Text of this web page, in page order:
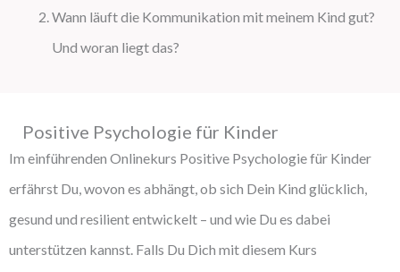
Wann läuft die Kommunikation mit meinem Kind gut?
Und woran liegt das?
Positive Psychologie für Kinder
Im einführenden Onlinekurs Positive Psychologie für Kinder
erfährst Du, wovon es abhängt, ob sich Dein Kind glücklich,
gesund und resilient entwickelt – und wie Du es dabei
unterstützen kannst. Falls Du Dich mit diesem Kurs